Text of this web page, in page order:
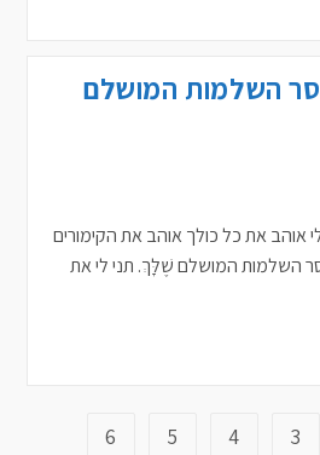
השלמות המושלם
אוהב את כל כולך אוהב את הקימורים
השלמות המושלם שֶׁלָּךְ. תני לי את
3
4
5
6